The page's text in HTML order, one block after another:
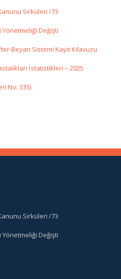
Sirküleri /73
Yönetmeliği Değişti
Beyan Sistemi Kayıt Kılavuzu
İstatistikleri – 2025
No: 335)
Sirküleri /73
Yönetmeliği Değişti